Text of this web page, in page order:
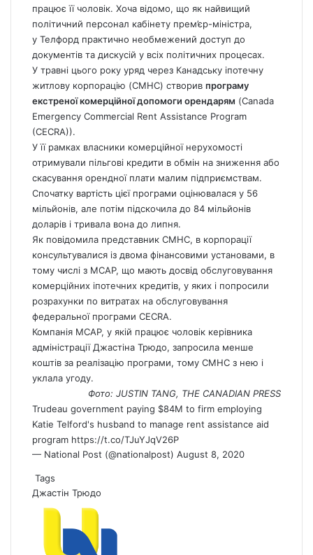
працює її чоловік. Хоча відомо, що як найвищий
політичний персонал кабінету прем’єр-міністра,
у Телфорд практично необмежений доступ до
документів та дискусій у всіх політичних процесах.
У травні цього року уряд через Канадську іпотечну
житлову корпорацію (CMHC) створив програму
екстреної комерційної допомоги орендарям (Canada
Emergency Commercial Rent Assistance Program
(CECRA)).
У її рамках власники комерційної нерухомості
отримували пільгові кредити в обмін на зниження або
скасування орендної плати малим підприємствам.
Спочатку вартість цієї програми оцінювалася у 56
мільйонів, але потім підскочила до 84 мільйонів
доларів і тривала вона до липня.
Як повідомила представник CMHC, в корпорації
консультувалися із двома фінансовими установами, в
тому числі з MCAP, що мають досвід обслуговування
комерційних іпотечних кредитів, у яких і попросили
розрахунки по витратах на обслуговування
федеральної програми CECRA.
Компанія MCAP, у якій працює чоловік керівника
адміністрації Джастіна Трюдо, запросила менше
коштів за реалізацію програми, тому CMHC з нею і
уклала угоду.
Фото: JUSTIN TANG, THE CANADIAN PRESS
Trudeau government paying $84M to firm employing
Katie Telford's husband to manage rent assistance aid
program https://t.co/TJuYJqV26P
— National Post (@nationalpost) August 8, 2020
Tags
Джастін Трюдо